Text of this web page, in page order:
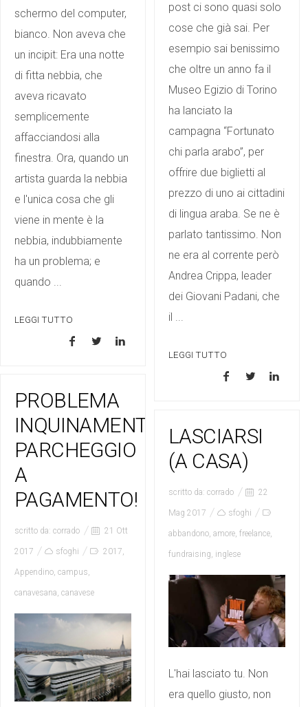
post ci sono quasi solo
cose che già sai. Per
esempio sai benissimo
che oltre un anno fa il
Museo Egizio di Torino
ha lanciato la
campagna “Fortunato
chi parla arabo”, per
offrire due biglietti al
prezzo di uno ai cittadini
di lingua araba. Se ne è
parlato tantissimo. Non
ne era al corrente però
Andrea Crippa, leader
dei Giovani Padani, che
il ...
LEGGI TUTTO
schermo del computer,
bianco. Non aveva che
un incipit: Era una notte
di fitta nebbia, che
aveva ricavato
semplicemente
affacciandosi alla
finestra. Ora, quando un
artista guarda la nebbia
e l'unica cosa che gli
viene in mente è la
nebbia, indubbiamente
ha un problema; e
quando ...
LEGGI TUTTO
PROBLEMA
INQUINAMENTO?
PARCHEGGIO
A
PAGAMENTO!
scritto da: corrado 21 Ott
2017 sfoghi 2017,
Appendino, campus,
canavesana, canavese
LASCIARSI
(A CASA)
scritto da: corrado 22
Mag 2017 sfoghi
abbandono, amore, freelance,
fundraising, inglese
L'hai lasciato tu. Non
era quello giusto, non